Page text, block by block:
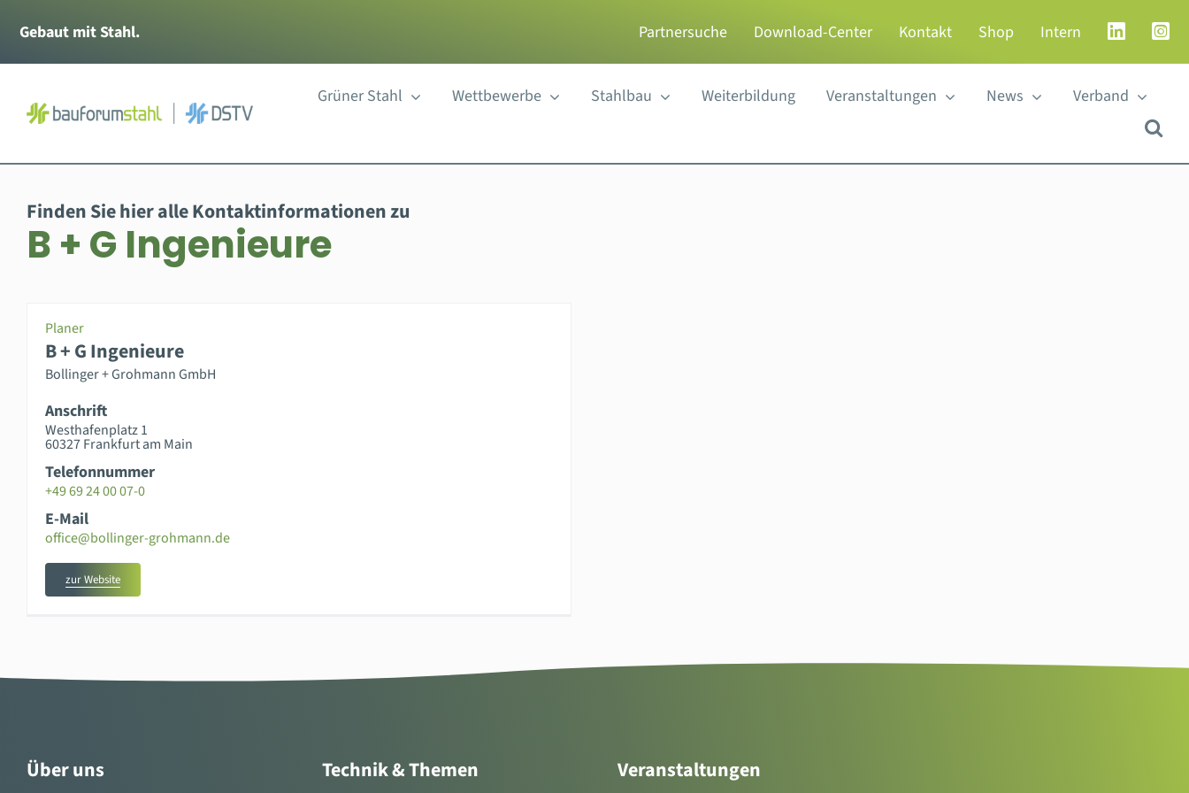
Inhalt
springen
Gebaut mit Stahl. Partnersuche Download-Center Kontakt Shop Intern
Grüner Stahl Wettbewerbe Stahlbau Weiterbildung Veranstaltungen News Verband
Finden Sie hier alle Kontaktinformationen zu
B + G Ingenieure
Planer
B + G Ingenieure
Bollinger + Grohmann GmbH
Anschrift
Westhafenplatz 1
60327 Frankfurt am Main
Telefonnummer
+49 69 24 00 07-0
E-Mail
office@bollinger-grohmann.de
zur Website
Über uns Technik & Themen Veranstaltungen